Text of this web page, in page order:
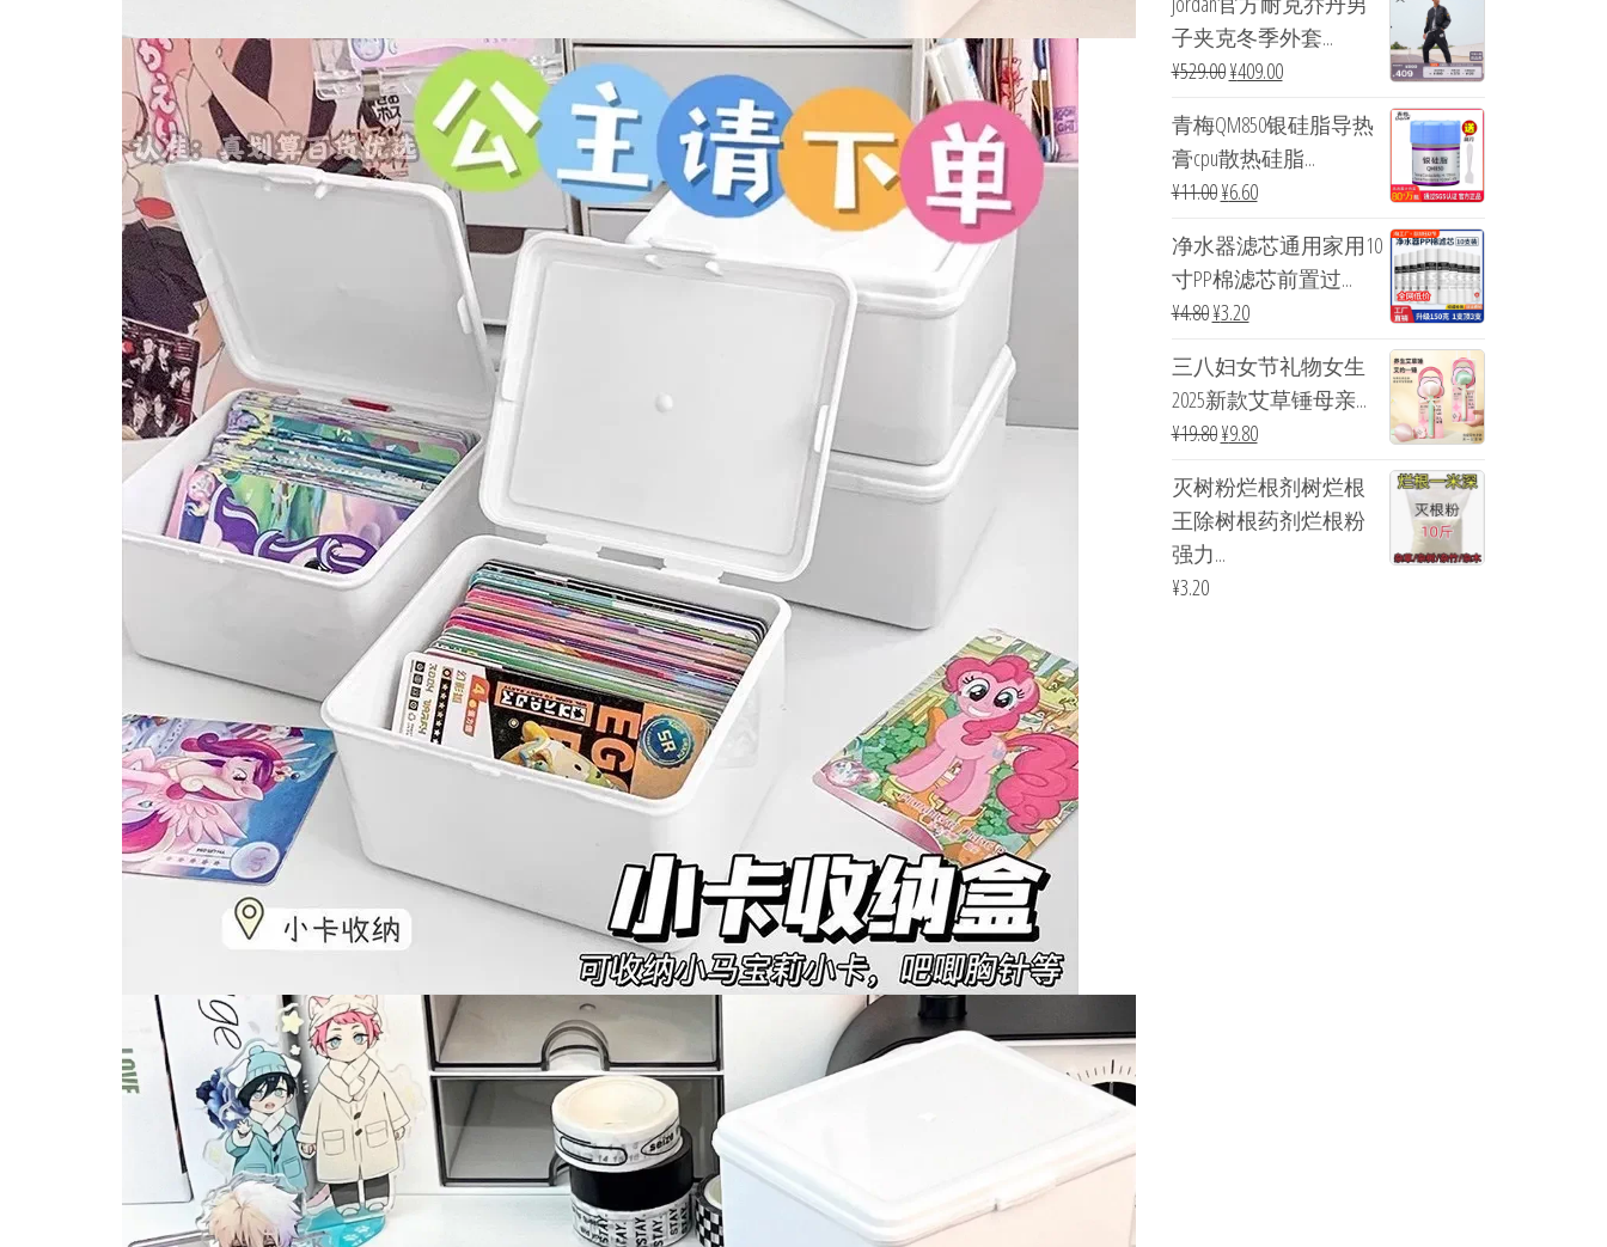
子夹克冬季外套...
¥529.00¥409.00
青梅QM850银硅脂导热
膏cpu散热硅脂...
¥11.00¥6.60
净水器滤芯通用家用10
寸PP棉滤芯前置过...
¥4.80¥3.20
三八妇女节礼物女生
2025新款艾草锤母亲...
¥19.80¥9.80
灭树粉烂根剂树烂根
王除树根药剂烂根粉
强力...
¥3.20